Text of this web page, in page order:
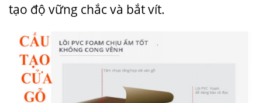
tạo độ vững chắc và bắt vít.